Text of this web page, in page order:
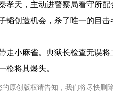
孝天，主动进警察局看守所
创造机会，杀了唯一的目
走小麻雀。典狱长检查无误
枪将其爆头。
原创版权请告知，我们将尽快删